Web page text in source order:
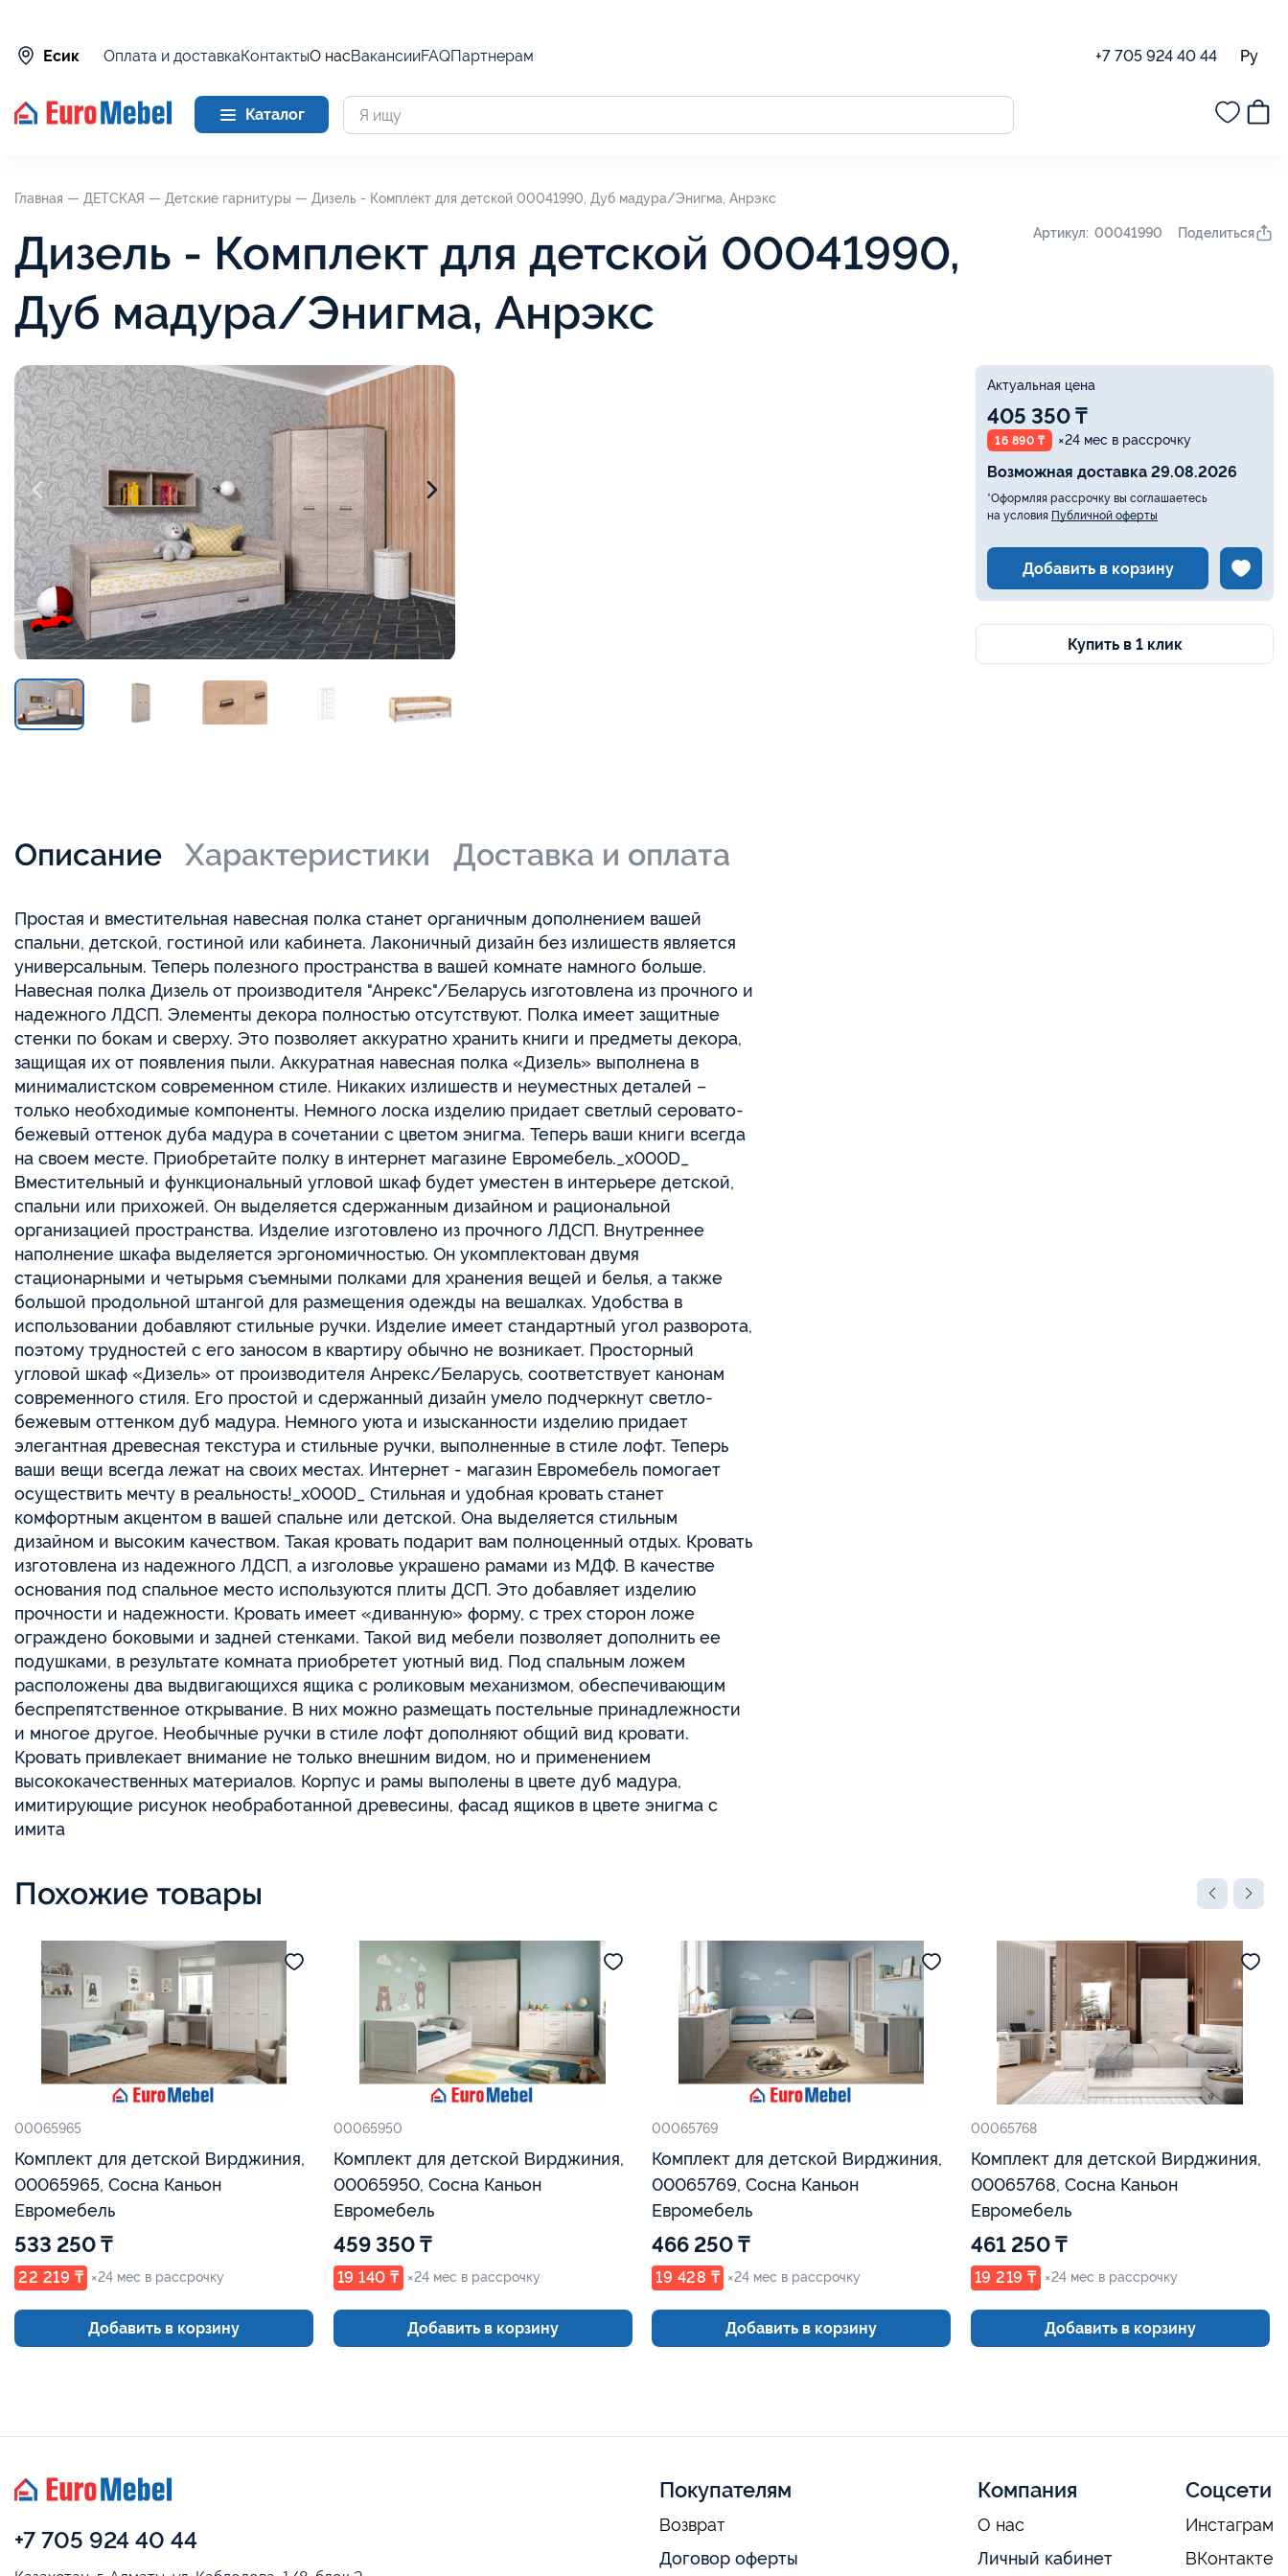
Есик Оплата и доставкаКонтактыО насВакансииFAQПартнерам +7 705 924 40 44 Ру
Каталог
Главная — ДЕТСКАЯ — Детские гарнитуры — Дизель - Комплект для детской 00041990, Дуб мадура/Энигма, Анрэкс
Дизель - Комплект для детской 00041990,
Дуб мадура/Энигма, Анрэкс
Артикул: 00041990 Поделиться
Актуальная цена
405 350 ₸
16 890 ₸ ×24 мес в рассрочку
Возможная доставка 29.08.2026
*Оформляя рассрочку вы соглашаетесь
на условия Публичной оферты
Добавить в корзину
Купить в 1 клик
Описание Характеристики Доставка и оплата
Простая и вместительная навесная полка станет органичным дополнением вашей
спальни, детской, гостиной или кабинета. Лаконичный дизайн без излишеств является
универсальным. Теперь полезного пространства в вашей комнате намного больше.
Навесная полка Дизель от производителя "Анрекс"/Беларусь изготовлена из прочного и
надежного ЛДСП. Элементы декора полностью отсутствуют. Полка имеет защитные
стенки по бокам и сверху. Это позволяет аккуратно хранить книги и предметы декора,
защищая их от появления пыли. Аккуратная навесная полка «Дизель» выполнена в
минималистском современном стиле. Никаких излишеств и неуместных деталей –
только необходимые компоненты. Немного лоска изделию придает светлый серовато-
бежевый оттенок дуба мадура в сочетании с цветом энигма. Теперь ваши книги всегда
на своем месте. Приобретайте полку в интернет магазине Евромебель._x000D_
Вместительный и функциональный угловой шкаф будет уместен в интерьере детской,
спальни или прихожей. Он выделяется сдержанным дизайном и рациональной
организацией пространства. Изделие изготовлено из прочного ЛДСП. Внутреннее
наполнение шкафа выделяется эргономичностью. Он укомплектован двумя
стационарными и четырьмя съемными полками для хранения вещей и белья, а также
большой продольной штангой для размещения одежды на вешалках. Удобства в
использовании добавляют стильные ручки. Изделие имеет стандартный угол разворота,
поэтому трудностей с его заносом в квартиру обычно не возникает. Просторный
угловой шкаф «Дизель» от производителя Анрекс/Беларусь, соответствует канонам
современного стиля. Его простой и сдержанный дизайн умело подчеркнут светло-
бежевым оттенком дуб мадура. Немного уюта и изысканности изделию придает
элегантная древесная текстура и стильные ручки, выполненные в стиле лофт. Теперь
ваши вещи всегда лежат на своих местах. Интернет - магазин Евромебель помогает
осуществить мечту в реальность!_x000D_ Стильная и удобная кровать станет
комфортным акцентом в вашей спальне или детской. Она выделяется стильным
дизайном и высоким качеством. Такая кровать подарит вам полноценный отдых. Кровать
изготовлена из надежного ЛДСП, а изголовье украшено рамами из МДФ. В качестве
основания под спальное место используются плиты ДСП. Это добавляет изделию
прочности и надежности. Кровать имеет «диванную» форму, с трех сторон ложе
ограждено боковыми и задней стенками. Такой вид мебели позволяет дополнить ее
подушками, в результате комната приобретет уютный вид. Под спальным ложем
расположены два выдвигающихся ящика с роликовым механизмом, обеспечивающим
беспрепятственное открывание. В них можно размещать постельные принадлежности
и многое другое. Необычные ручки в стиле лофт дополняют общий вид кровати.
Кровать привлекает внимание не только внешним видом, но и применением
высококачественных материалов. Корпус и рамы выполены в цвете дуб мадура,
имитирующие рисунок необработанной древесины, фасад ящиков в цвете энигма с
имита
Похожие товары
00065965
Комплект для детской Вирджиния,
00065965, Сосна Каньон
Евромебель
533 250 ₸
22 219 ₸ ×24 мес в рассрочку
Добавить в корзину
00065950
Комплект для детской Вирджиния,
00065950, Сосна Каньон
Евромебель
459 350 ₸
19 140 ₸ ×24 мес в рассрочку
Добавить в корзину
00065769
Комплект для детской Вирджиния,
00065769, Сосна Каньон
Евромебель
466 250 ₸
19 428 ₸ ×24 мес в рассрочку
Добавить в корзину
00065768
Комплект для детской Вирджиния,
00065768, Сосна Каньон
Евромебель
461 250 ₸
19 219 ₸ ×24 мес в рассрочку
Добавить в корзину
+7 705 924 40 44
Покупателям
Возврат
Договор оферты
Компания
О нас
Личный кабинет
Соцсети
Инстаграм
ВКонтакте